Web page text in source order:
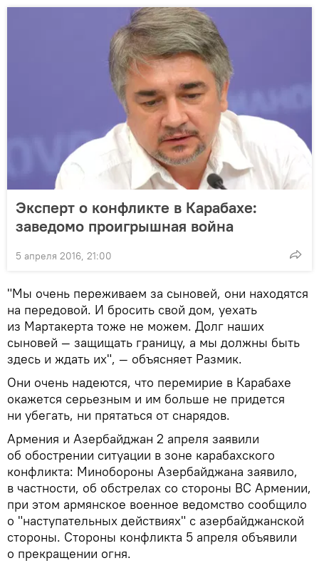
Эксперт о конфликте в Карабахе:
заведомо проигрышная война
5 апреля 2016, 21:00
"Мы очень переживаем за сыновей, они находятся
на передовой. И бросить свой дом, уехать
из Мартакерта тоже не можем. Долг наших
сыновей — защищать границу, а мы должны быть
здесь и ждать их", — объясняет Размик.
Они очень надеются, что перемирие в Карабахе
окажется серьезным и им больше не придется
ни убегать, ни прятаться от снарядов.
Армения и Азербайджан 2 апреля заявили
об обострении ситуации в зоне карабахского
конфликта: Минобороны Азербайджана заявило,
в частности, об обстрелах со стороны ВС Армении,
при этом армянское военное ведомство сообщило
о "наступательных действиях" с азербайджанской
стороны. Стороны конфликта 5 апреля объявили
о прекращении огня.